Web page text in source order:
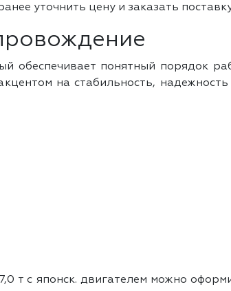
уточнить цену и заказать
обеспечивает понятный порядок
на стабильность,
т с японск. двигателем можно